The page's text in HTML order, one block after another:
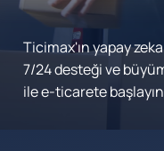
Ticimax'ın yapay
7/24 desteği ve
ile e-ticarete